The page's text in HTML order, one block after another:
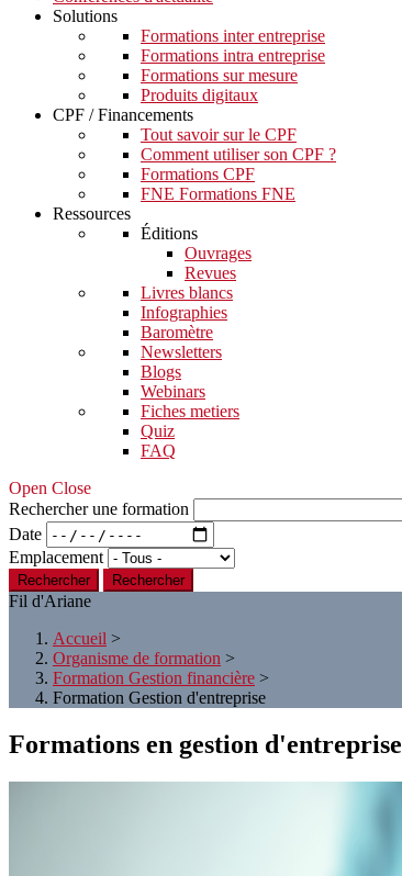
Solutions
Formations inter entreprise
Formations intra entreprise
Formations sur mesure
Produits digitaux
CPF / Financements
Tout savoir sur le CPF
Comment utiliser son CPF ?
Formations CPF
FNE Formations FNE
Ressources
Éditions
Ouvrages
Revues
Livres blancs
Infographies
Baromètre
Newsletters
Blogs
Webinars
Fiches metiers
Quiz
FAQ
Open Close
Rechercher une formation
Date
Emplacement
Rechercher
Fil d'Ariane
Accueil >
Organisme de formation >
Formation Gestion financière >
Formation Gestion d'entreprise
Formations en gestion d'entreprise